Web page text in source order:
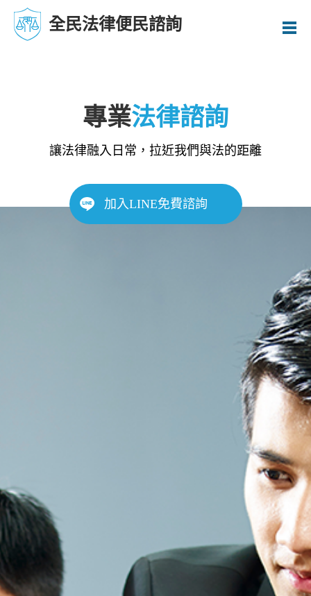
全民法律便民諮詢
專業法律諮詢
讓法律融入日常，拉近我們與法的距離
加入LINE免費諮詢